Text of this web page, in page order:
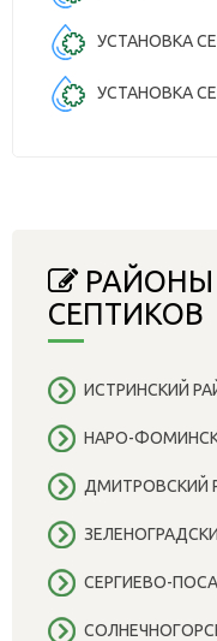
УСТАНОВКА
УСТАНОВКА
РАЙОНЫ
СЕПТИКОВ
ИСТРИНСКИЙ
НАРО-
ДМИТРОВСКИЙ
СЕРГИЕВО-